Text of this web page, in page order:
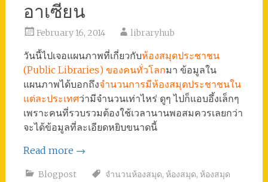
อาเซียน
February 16, 2014 libraryhub
วันนี้ไปเจอแผนภาพที่เกี่ยวกับห้องสมุดประชาชน
(Public Libraries) ของคนทั่วโลกมา ข้อมูลใน
แผนภาพได้บอกถึงจำนวนการมีห้องสมุดประชาชนใน
แต่ละประเทศว่ามีจำนวนเท่าไหร่ ดูๆ ไปก็แอบอึ้งเล็กๆ
เพราะคนที่รวบรวมต้องใช้เวลานานพอสมควรเลยกว่า
จะได้ข้อมูลที่ละเอียดหยิบขนาดนี้
Read more →
Blogpost จำนวนห้องสมุด, ห้องสมุด, ห้องสมุด